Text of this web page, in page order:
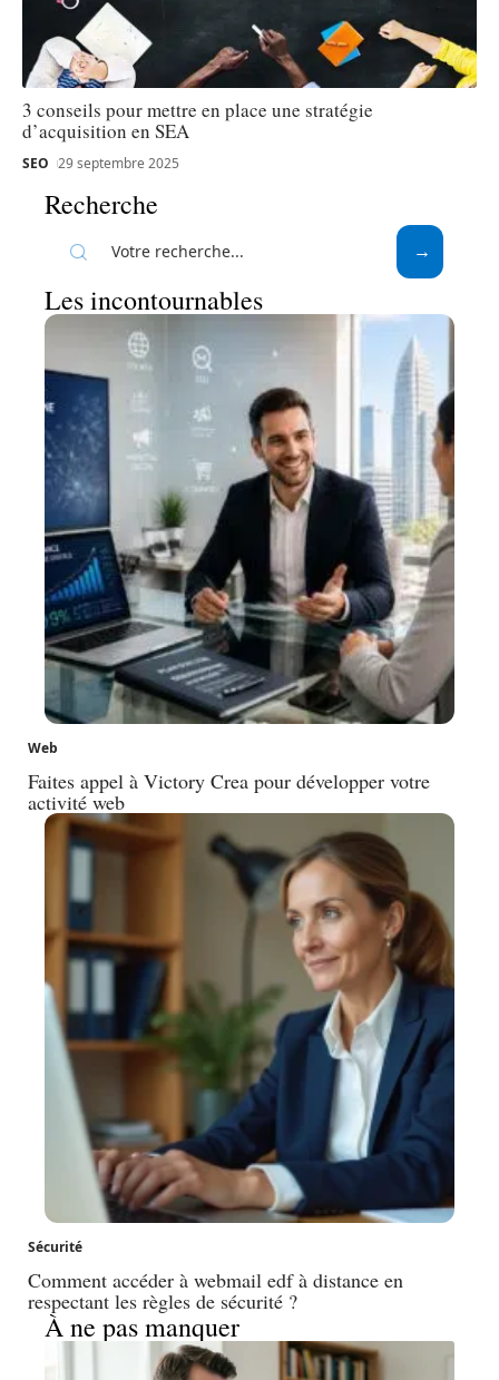
3 conseils pour mettre en place une stratégie
d’acquisition en SEA
SEO 29 septembre 2025
Recherche
Les incontournables
Web
Faites appel à Victory Crea pour développer votre
activité web
Sécurité
Comment accéder à webmail edf à distance en
respectant les règles de sécurité ?
À ne pas manquer